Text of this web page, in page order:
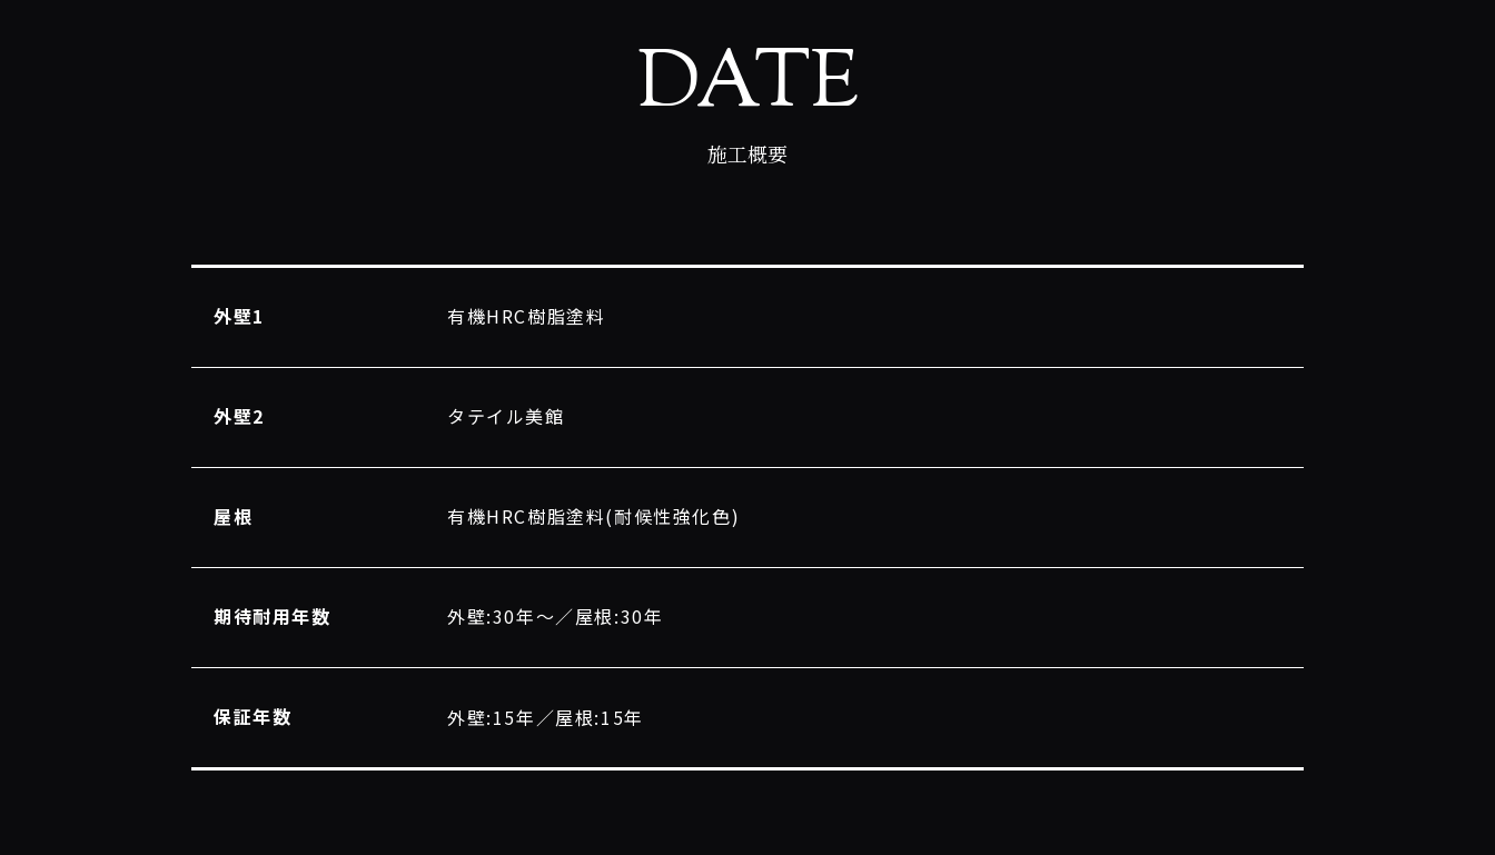
DATE
施工概要
外壁1 有機HRC樹脂塗料
外壁2 タテイル美館
屋根 有機HRC樹脂塗料(耐候性強化色)
期待耐用年数 外壁:30年〜／屋根:30年
保証年数 外壁:15年／屋根:15年